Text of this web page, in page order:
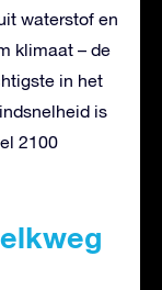
waterstof en
klimaat – de
in het
is
2100